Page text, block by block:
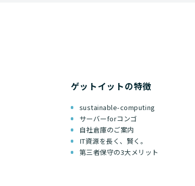
ゲットイットの特徴
sustainable-computing
サーバーforコンゴ
自社倉庫のご案内
IT資源を長く、賢く。
第三者保守の3大メリット